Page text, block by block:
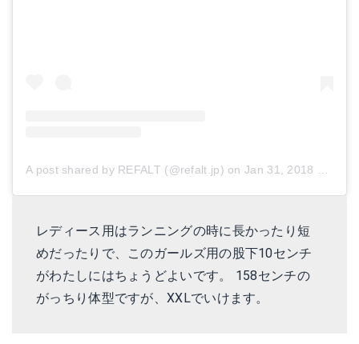
A post shared by REFALT (@refalt.jp) onJan 31, 2018 at 12:00am PST
レディース用はランニングの時に長かったり短
めだったりで、このガールズ用の股下10センチ
がわたしにはちょうどよいです。 158センチの
がっちり体型ですが、XXLでいけます。